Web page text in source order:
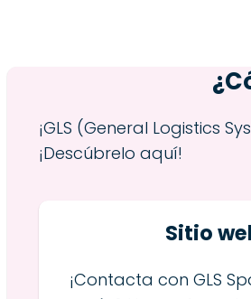
¡GLS (General Logistics
¡Descúbrelo aquí!
Sitio
¡Contacta con GLS